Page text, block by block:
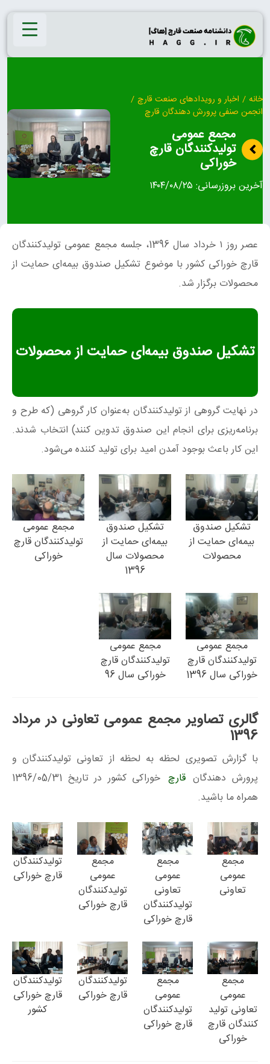
Skip
content
خانه / اخبار و رویدادهای صنعت قارچ /
انجمن صنفی پرورش دهندگان قارچ
مجمع عمومی
تولیدکنندگان قارچ
خوراکی
آخرین بروزرسانی: ۱۴۰۴/۰۸/۲۵
عصر روز ۱ خرداد سال 1396، جلسه مجمع عمومی تولیدکنندگان
قارچ خوراکی کشور با موضوع تشکیل صندوق بیمه‌ای حمایت از
محصولات برگزار شد.
تشکیل صندوق بیمه‌ای حمایت از محصولات
در نهایت گروهی از تولیدکنندگان به‌عنوان کار گروهی (که طرح و
برنامه‌ریزی برای انجام این صندوق تدوین کنند) انتخاب شدند.
این کار باعث بوجود آمدن امید برای تولید کننده می‌شود.
تشکیل صندوق
بیمه‌ای حمایت از
محصولات
تشکیل صندوق
بیمه‌ای حمایت از
محصولات سال
1396
مجمع عمومی
تولیدکنندگان قارچ
خوراکی
مجمع عمومی
تولیدکنندگان قارچ
خوراکی سال 1396
مجمع عمومی
تولیدکنندگان قارچ
خوراکی سال 96
گالری تصاویر مجمع عمومی تعاونی در مرداد
1396
با گزارش تصویری لحظه به لحظه از تعاونی تولیدکنندگان و
پرورش دهندگان قارچ
خوراکی کشور در تاریخ 1396/05/31
همراه ما باشید.
مجمع
عمومی
تعاونی
مجمع
عمومی
تعاونی
تولیدکنندگان
قارچ خوراکی
مجمع
عمومی
تولیدکنندگان
قارچ خوراکی
تولیدکنندگان
قارچ خوراکی
مجمع
عمومی
تعاونی تولید
کنندگان قارچ
خوراکی
مجمع
عمومی
تولیدکنندگان
قارچ خوراکی
تولیدکنندگان
قارچ خوراکی
تولیدکنندگان
قارچ خوراکی
کشور